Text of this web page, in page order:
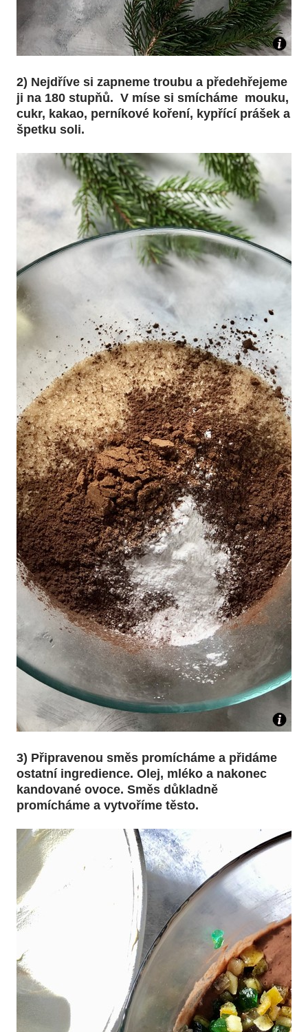
2) Nejdříve si zapneme troubu a předehřejeme
ji na 180 stupňů. V míse si smícháme mouku,
cukr, kakao, perníkové koření, kypřící prášek a
špetku soli.
3) Připravenou směs promícháme a přidáme
ostatní ingredience. Olej, mléko a nakonec
kandované ovoce. Směs důkladně
promícháme a vytvoříme těsto.